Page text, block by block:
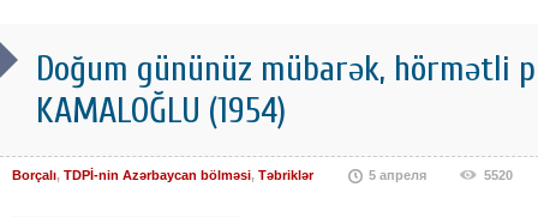
Doğum gününüz mübarək, hörmətli
KAMALOĞLU (1954)
Borçalı, TDPİ-nin Azərbaycan bölməsi, Təbriklər 5 апреля 5520